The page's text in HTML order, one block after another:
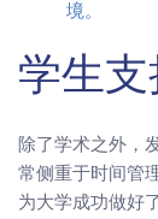
境。
学生
除了学术之外，
常侧重于时间管
为大学成功做好